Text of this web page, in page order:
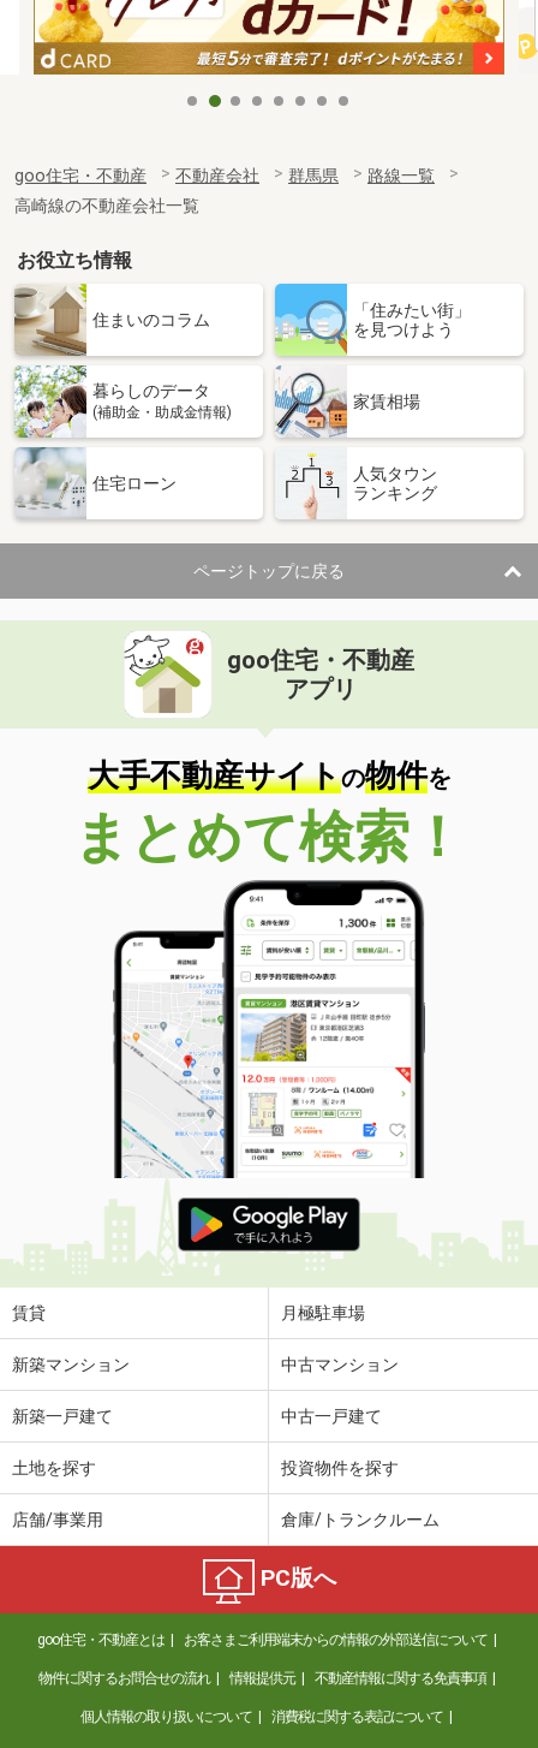
goo住宅・不動産 不動産会社 群馬県
路線一覧
高崎線の不動産会社一覧
お役立ち情報
住まいのコラム
「住みたい街」
を見つけよう
暮らしのデータ
(補助金・助成金情報)
家賃相場
住宅ローン
人気タウン
ランキング
ページトップに戻る
goo住宅・不動産
アプリ
大手不動産サイトの物件を
まとめて検索！
賃貸 月極駐車場
新築マンション 中古マンション
新築一戸建て 中古一戸建て
土地を探す 投資物件を探す
店舗/事業用 倉庫/トランクルーム
PC版へ
goo住宅・不動産とは お客さまご利用端末からの情報の外部送信について
物件に関するお問合せの流れ 情報提供元 不動産情報に関する免責事項
個人情報の取り扱いについて 消費税に関する表記について